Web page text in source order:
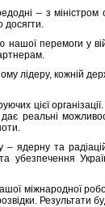
– з міністром
досягти.
нашої перемоги у
лідеру, кожній
цієї
реальні
та
убезпечення
міжнародної
Результати